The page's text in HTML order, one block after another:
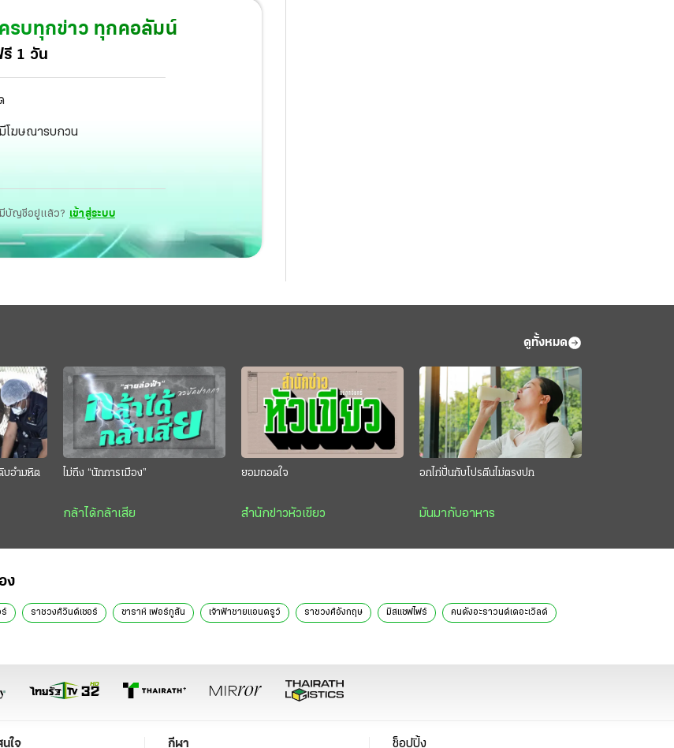
รบทุกข่าว ทุกคอลัมน์
1 วัน
มีโฆษณารบกวน
มีบัญชีอยู่แล้ว? เข้าสู่ระบบ
ดูทั้งหมด
บอำมหิต ไม่ถึง “นักการเมือง”
กล้าได้กล้าเสีย
ยอมถอดใจ
สำนักข่าวหัวเขียว
อกไก่ปั่นกับโปรตีนไม่ตรงปก
มันมากับอาหาร
ง
ราชวงศ์วินด์เซอร์ ซาราห์ เฟอร์กูสัน เจ้าฟ้าชายแอนดรูว์ ราชวงศ์อังกฤษ มิสแซฟไฟร์ คนดังอะราวนด์เดอะเวิลด์
ใจ กีฬา ช็อปปิ้ง